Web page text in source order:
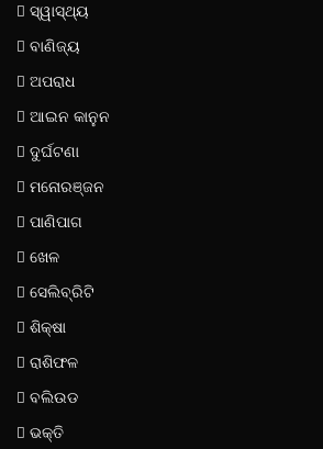
ସ୍ୱାସ୍ଥ୍ୟ
ବାଣିଜ୍ୟ
ଅପରାଧ
ଆଇନ କାନୁନ
ଦୁର୍ଘଟଣା
ମନୋରଞ୍ଜନ
ପାଣିପାଗ
ଖେଳ
ସେଲିବ୍ରିଟି
ଶିକ୍ଷା
ରାଶିଫଳ
ବଲିଉଡ
ଭକ୍ତି